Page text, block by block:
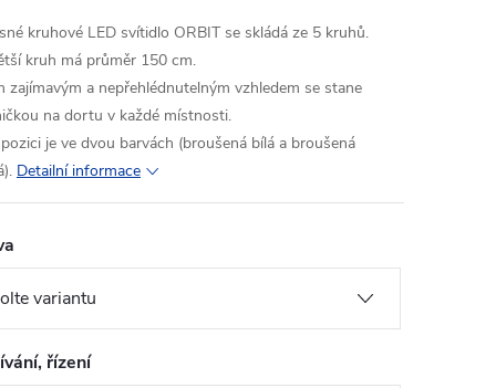
kruhové LED svítidlo ORBIT se skládá ze 5 kruhů.
kruh má průměr 150 cm.
zajímavým a nepřehlédnutelným vzhledem se stane
na dortu v každé místnosti.
je ve dvou barvách (broušená bílá a broušená
Detailní informace
řízení